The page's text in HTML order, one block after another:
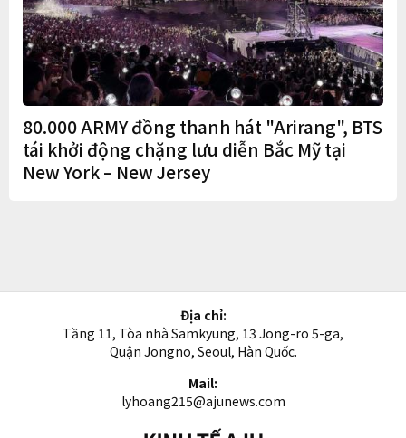
80.000 ARMY đồng thanh hát "Arirang", BTS
tái khởi động chặng lưu diễn Bắc Mỹ tại
New York – New Jersey
Địa chỉ:
Tầng 11, Tòa nhà Samkyung, 13 Jong-ro 5-ga,
Quận Jongno, Seoul, Hàn Quốc.
Mail:
lyhoang215@ajunews.com